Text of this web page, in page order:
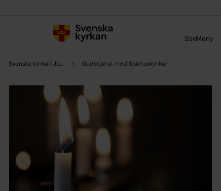
SökMeny
Svenska kyrkan Jönköping Gudstjänst med Sjukhuskyrkan